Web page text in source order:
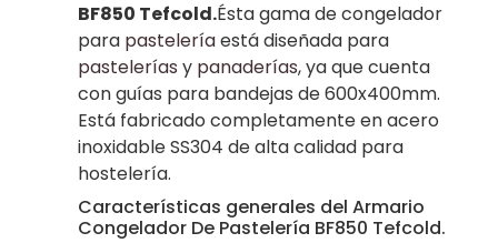
BF850 Tefcold.Ésta gama de congelador
para pasteleríaestá diseñada para
pastelerías y panaderías, ya que cuenta
con guías para bandejas de 600x400mm.
Está fabricado completamente en acero
inoxidable SS304 de alta calidad para
hostelería.
Características generales del Armario
Congelador De Pastelería BF850 Tefcold.